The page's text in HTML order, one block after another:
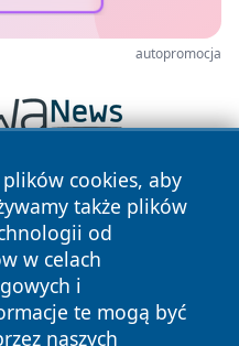
autopromocja
cookies, aby
także plików
od
w celach
i
te mogą być
naszych
Wszystkie prawa